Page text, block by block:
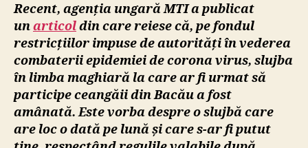
Recent, agenția ungară MTI a publicat
unarticoldin care reiese că, pe fondul
restricțiilor impuse de autorități în vederea
combaterii epidemiei de corona virus, slujba
în limba maghiară la care ar fi urmat să
participe ceangăii din Bacău a fost
amânată. Este vorba despre o slujbă care
are loc o dată pe lună și care s-ar fi putut